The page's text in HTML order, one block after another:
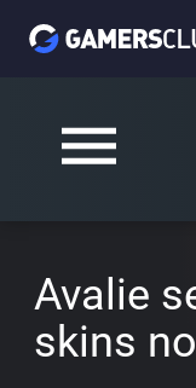
Avalie
skins no